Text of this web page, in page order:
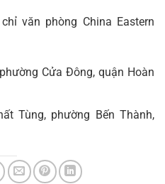
văn phòng China Eastern
Cửa Đông, quận Hoàn
Tùng, phường Bến Thành,